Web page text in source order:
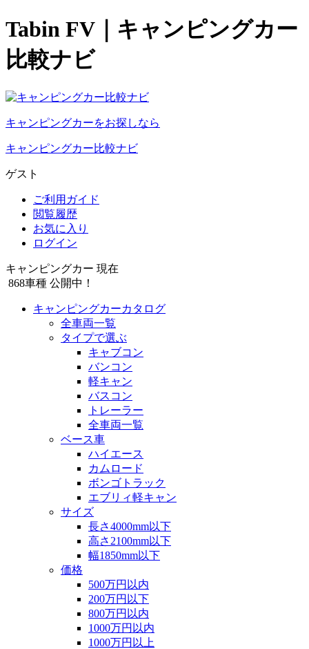
Tabin FV｜キャンピングカー
比較ナビ
キャンピングカーをお探しなら
キャンピングカー比較ナビ
ゲスト
ご利用ガイド
閲覧履歴
お気に入り
ログイン
キャンピングカー 現在
868車種 公開中！
キャンピングカーカタログ
全車両一覧
タイプで選ぶ
キャブコン
バンコン
軽キャン
バスコン
トレーラー
全車両一覧
ベース車
ハイエース
カムロード
ボンゴトラック
エブリィ軽キャン
サイズ
長さ4000mm以下
高さ2100mm以下
幅1850mm以下
価格
500万円以内
200万円以下
800万円以内
1000万円以内
1000万円以上